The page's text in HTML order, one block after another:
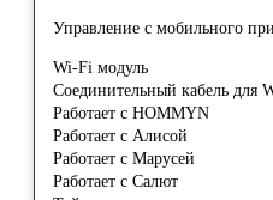
Управление c мобильного
Wi-Fi модуль
Соединительный кабель для
Работает с HOMMYN
Работает с Алисой
Работает с Марусей
Работает с Салют